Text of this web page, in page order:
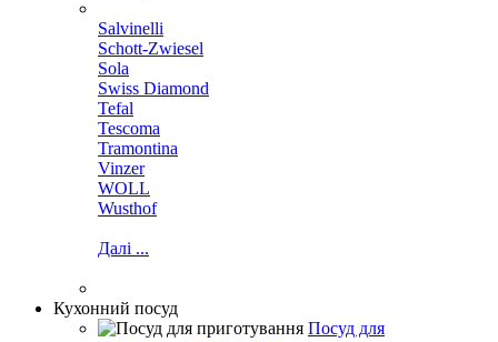
Salvinelli
Schott-Zwiesel
Sola
Swiss Diamond
Tefal
Tescoma
Tramontina
Vinzer
WOLL
Wusthof
Далі ...
Кухонний посуд
Посуд для